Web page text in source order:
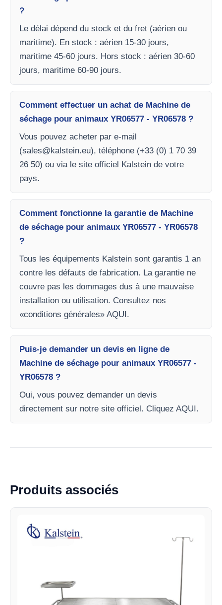
?
Le délai dépend du stock et du fret (aérien ou
maritime). En stock : aérien 15-30 jours,
maritime 45-60 jours. Hors stock : aérien 30-60
jours, maritime 60-90 jours.
Comment effectuer un achat de Machine de
séchage pour animaux YR06577 - YR06578 ?
Vous pouvez acheter par e-mail
(sales@kalstein.eu), téléphone (+33 (0) 1 70 39
26 50) ou via le site officiel Kalstein de votre
pays.
Comment fonctionne la garantie de Machine
de séchage pour animaux YR06577 - YR06578
?
Tous les équipements Kalstein sont garantis 1 an
contre les défauts de fabrication. La garantie ne
couvre pas les dommages dus à une mauvaise
installation ou utilisation. Consultez nos
«conditions générales» AQUI.
Puis-je demander un devis en ligne de
Machine de séchage pour animaux YR06577 -
YR06578 ?
Oui, vous pouvez demander un devis
directement sur notre site officiel. Cliquez AQUI.
Produits associés